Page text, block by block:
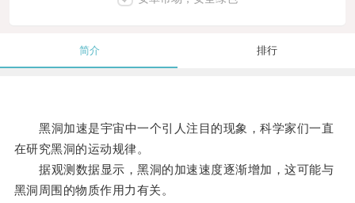
简介 排行
黑洞加速是宇宙中一个引人注目的现象，科学家们一直
在研究黑洞的运动规律。
据观测数据显示，黑洞的加速速度逐渐增加，这可能与
黑洞周围的物质作用力有关。